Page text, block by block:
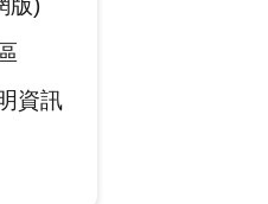
資訊